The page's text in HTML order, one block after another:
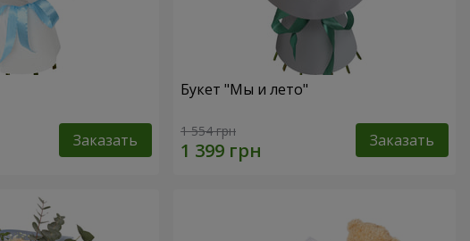
Заказать
Букет "Мы и лето"
1 554 грн Заказать